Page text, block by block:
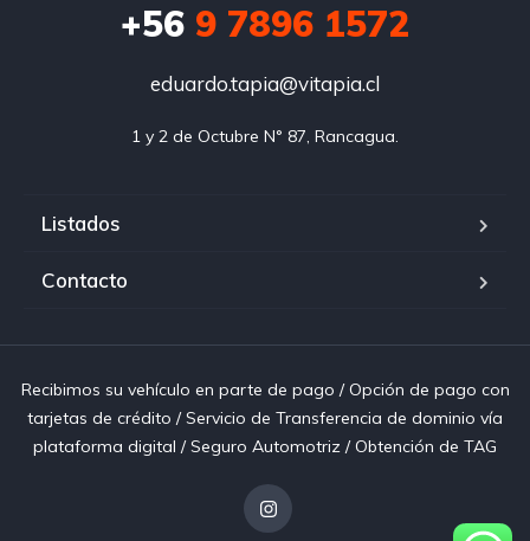
+56 9 7896 1572
eduardo.tapia@vitapia.cl
1 y 2 de Octubre N° 87, Rancagua.
Listados
Contacto
Recibimos su vehículo en parte de pago / Opción de pago con
tarjetas de crédito / Servicio de Transferencia de dominio vía
plataforma digital / Seguro Automotriz / Obtención de TAG